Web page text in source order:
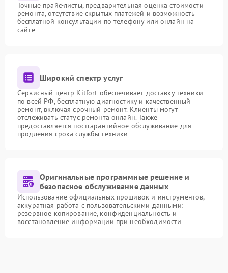
Точные прайс-листы, предварительная оценка стоимости
ремонта, отсутствие скрытых платежей и возможность
бесплатной консультации по телефону или онлайн на
сайте
Широкий спектр услуг
Сервисный центр Kitfort обеспечивает доставку техники
по всей РФ, бесплатную диагностику и качественный
ремонт, включая срочный ремонт. Клиенты могут
отслеживать статус ремонта онлайн. Также
предоставляется постгарантийное обслуживание для
продления срока службы техники
Оригинальные программные решение и
безопасное обслуживание данных
Использование официальных прошивок и инструментов,
аккуратная работа с пользовательскими данными:
резервное копирование, конфиденциальность и
восстановление информации при необходимости